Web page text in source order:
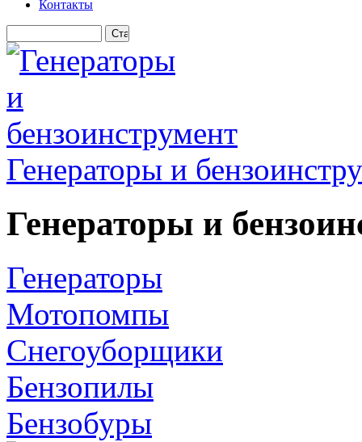
Контакты
Генераторы и
Генераторы и
Генераторы
Мотопомпы
Снегоуборщики
Бензопилы
Бензобуры